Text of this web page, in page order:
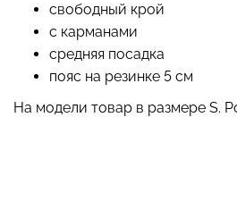
свободный крой
с карманами
средняя посадка
пояс на резинке 5 см
На модели товар в размере S.